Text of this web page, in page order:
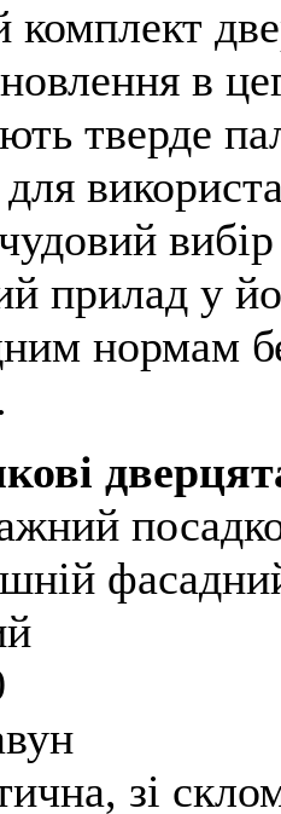
комплект
в
тверде
прилад у
нормам
зі